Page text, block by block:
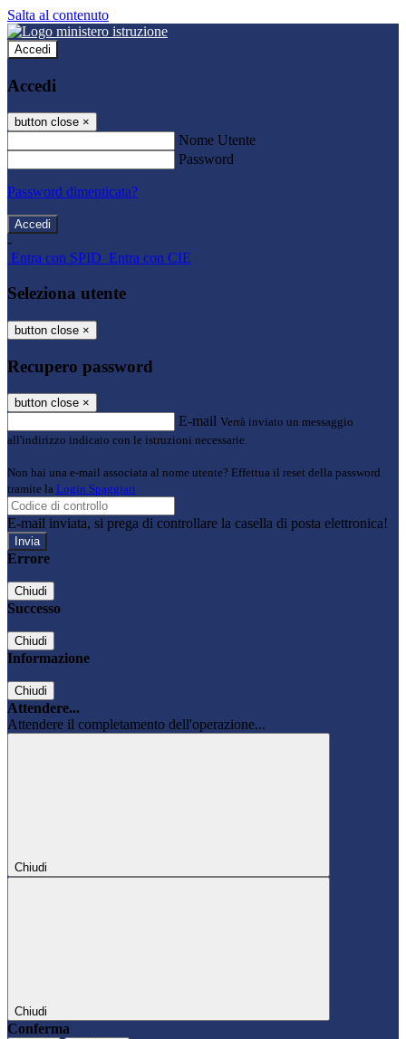
Salta al contenuto
Accedi
Accedi
button close ×
Nome Utente
Password
Password dimenticata?
-
Entra con SPID Entra con CIE
Seleziona utente
button close ×
Recupero password
button close ×
E-mail Verrà inviato un messaggio
all'indirizzo indicato con le istruzioni necessarie.
Non hai una e-mail associata al nome utente? Effettua il reset della password
tramite la Login Spaggiari
E-mail inviata, si prega di controllare la casella di posta elettronica!
Errore
Chiudi
Successo
Chiudi
Informazione
Chiudi
Attendere...
Attendere il completamento dell'operazione...
Chiudi
Chiudi
Conferma